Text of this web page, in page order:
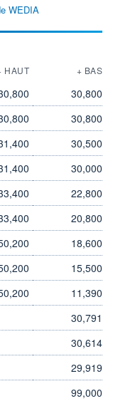
WEDIA
HAUT + BAS
30,800
30,800
30,500
30,000
22,800
20,800
18,600
15,500
11,390
30,791
30,614
29,919
99,000